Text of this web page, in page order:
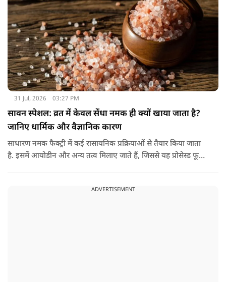
31 Jul, 2026 03:27 PM
सावन स्पेशल: व्रत में केवल सेंधा नमक ही क्यों खाया जाता है?
जानिए धार्मिक और वैज्ञानिक कारण
साधारण नमक फैक्ट्री में कई रासायनिक प्रक्रियाओं से तैयार किया जाता
है. इसमें आयोडीन और अन्य तत्व मिलाए जाते हैं, जिससे यह प्रोसेस्ड फूड
जाता, इसलिए इसे अधिक शुद्ध माना जाता है.
ADVERTISEMENT